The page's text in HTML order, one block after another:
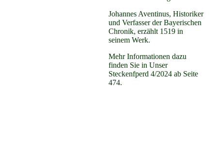
Johannes Aventinus, Historiker
und Verfasser der Bayerischen
Chronik, erzählt 1519 in
seinem Werk.
Mehr Informationen dazu
finden Sie in Unser
Steckenfperd 4/2024 ab Seite
474.